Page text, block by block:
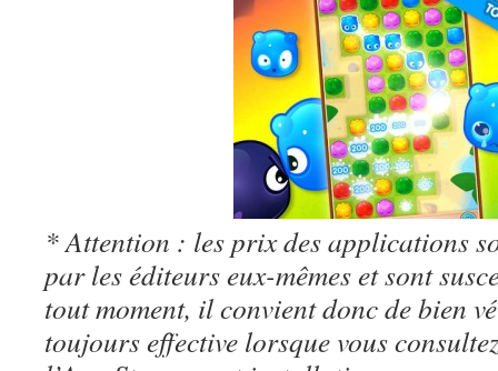
* Attention : les prix des applications
par les éditeurs eux-mêmes et sont
tout moment, il convient donc de bien
toujours effective lorsque vous